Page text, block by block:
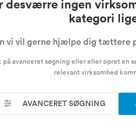
desværre ingen
kategori
vi vil gerne hjælpe dig tættere
på avanceret søgning eller eller opret en
relevant virksomhed
AVANCERET SØGNING